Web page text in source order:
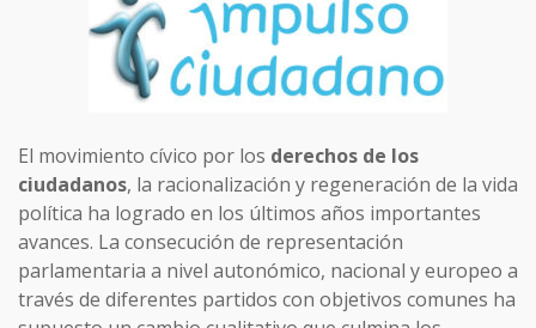
El movimiento cívico por los derechos de los
ciudadanos, la racionalización y regeneración de la vida
política ha logrado en los últimos años importantes
avances. La consecución de representación
parlamentaria a nivel autonómico, nacional y europeo a
través de diferentes partidos con objetivos comunes ha